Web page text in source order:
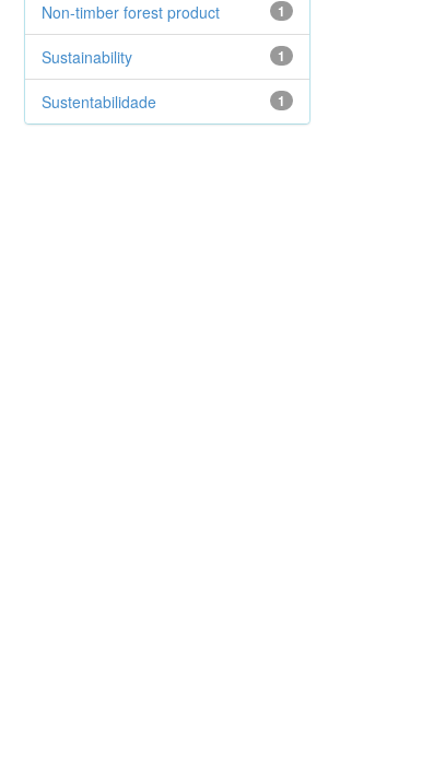
1
Non-timber forest product
1
Sustainability
1
Sustentabilidade